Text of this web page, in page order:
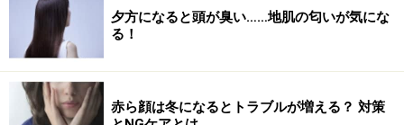
い。
※個人の体質、また、誤った方法による実践に起因して肌荒れや
不調を引き起こす場合があります。実践の際には、必ず自身の体
質及び健康状態を十分に考慮し、正しい方法で行ってください。
また、全ての方への有効性を保証するものではありません。
夕方になると頭が臭い……地肌の匂いが気にな
る！
赤ら顔は冬になるとトラブルが増える？ 対策